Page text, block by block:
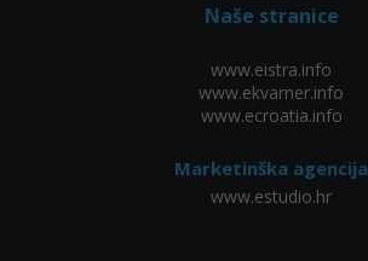
Naše stranice
www.eistra.info
www.ekvarner.info
www.ecroatia.info
Marketinška agencija
www.estudio.hr